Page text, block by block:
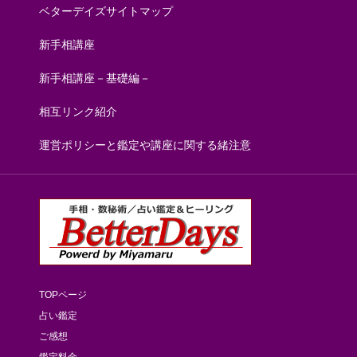
ベターデイズサイトマップ
新手相講座
新手相講座－基礎編－
相互リンク紹介
運営ポリシーと鑑定や講座に関する緒注意
TOPページ
占い鑑定
ご感想